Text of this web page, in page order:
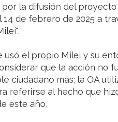
la difusión del
de febrero de 2025 a
usó el propio Milei y su
que la acción no
ciudadano más; la OA
referirse al hecho que
este año.